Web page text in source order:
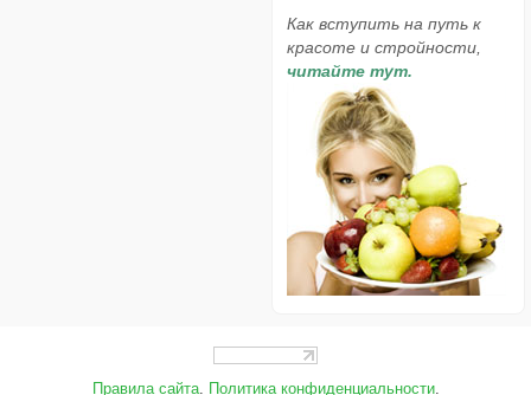
Как вступить на путь к
красоте и стройности,
читайте тут.
Правила сайта. Политика конфиденциальности.